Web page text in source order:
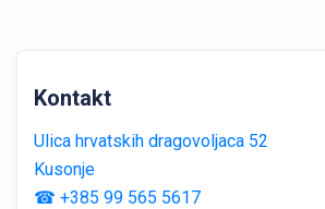
Kontakt
Ulica hrvatskih dragovoljaca 52
Kusonje
☎ +385 99 565 5617